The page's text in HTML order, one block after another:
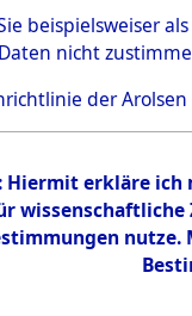
beispielsweiser
nicht
der Arolsen
erkläre ich